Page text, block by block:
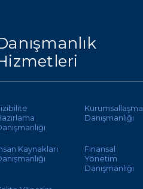
Kurumsallaşma
Danışmanlığı
Kaynakları
Finansal
Yönetim
Danışmanlığı